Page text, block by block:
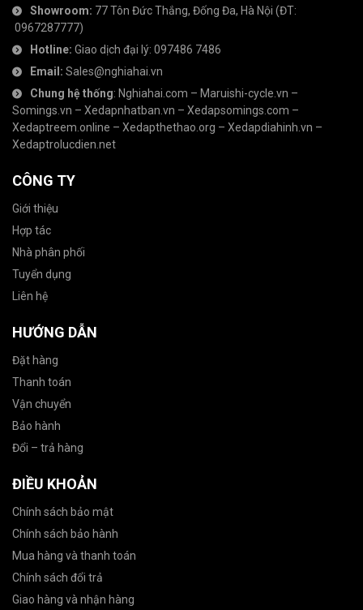
Showroom: 77 Tôn Đức Thắng, Đống Đa, Hà Nội (ĐT:
0967287777)
Hotline: Giao dịch đại lý: 097486 7486
Email: Sales@nghiahai.vn
Chung hệ thống: Nghiahai.com – Maruishi-cycle.vn –
Somings.vn – Xedapnhatban.vn – Xedapsomings.com –
Xedaptreem.online – Xedapthethao.org – Xedapdiahinh.vn –
Xedaptrolucdien.net
CÔNG TY
Giới thiệu
Hợp tác
Nhà phân phối
Tuyển dụng
Liên hệ
HƯỚNG DẪN
Đặt hàng
Thanh toán
Vận chuyển
Bảo hành
Đổi – trả hàng
ĐIỀU KHOẢN
Chính sách bảo mật
Chính sách bảo hành
Mua hàng và thanh toán
Chính sách đổi trả
Giao hàng và nhận hàng